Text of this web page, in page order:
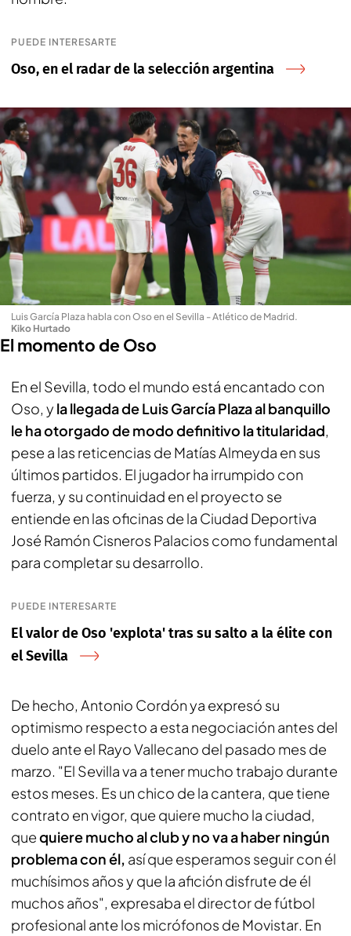
PUEDE INTERESARTE
Oso, en el radar de la selección argentina
Luis García Plaza habla con Oso en el Sevilla - Atlético de Madrid.
Kiko Hurtado
El momento de Oso
En el Sevilla, todo el mundo está encantado con
Oso, y la llegada de Luis García Plaza al banquillo
le ha otorgado de modo definitivo la titularidad,
pese a las reticencias de Matías Almeyda en sus
últimos partidos. El jugador ha irrumpido con
fuerza, y su continuidad en el proyecto se
entiende en las oficinas de la Ciudad Deportiva
José Ramón Cisneros Palacios como fundamental
para completar su desarrollo.
PUEDE INTERESARTE
El valor de Oso 'explota' tras su salto a la élite con
el Sevilla
De hecho, Antonio Cordón ya expresó su
optimismo respecto a esta negociación antes del
duelo ante el Rayo Vallecano del pasado mes de
marzo. "El Sevilla va a tener mucho trabajo durante
estos meses. Es un chico de la cantera, que tiene
contrato en vigor, que quiere mucho la ciudad,
quequiere mucho al club y no va a haber ningún
problema con él, así que esperamos seguir con él
muchísimos años y que la afición disfrute de él
muchos años", expresaba el director de fútbol
profesional ante los micrófonos de Movistar. En